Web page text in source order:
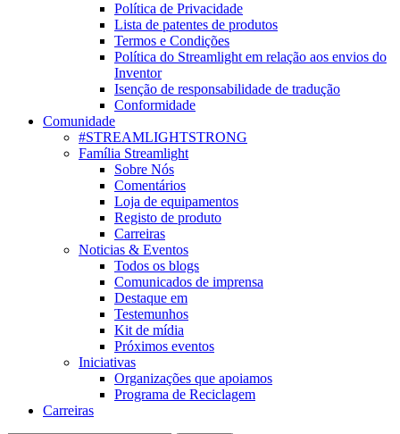
Política de Privacidade
Lista de patentes de produtos
Termos e Condições
Política do Streamlight em relação aos envios do
Inventor
Isenção de responsabilidade de tradução
Conformidade
Comunidade
#STREAMLIGHTSTRONG
Família Streamlight
Sobre Nós
Comentários
Loja de equipamentos
Registo de produto
Carreiras
Noticias & Eventos
Todos os blogs
Comunicados de imprensa
Destaque em
Testemunhos
Kit de mídia
Próximos eventos
Iniciativas
Organizações que apoiamos
Programa de Reciclagem
Carreiras